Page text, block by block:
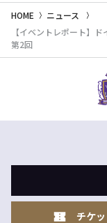
HOME
ニュース
【イベントレポート】
第2回
チケ